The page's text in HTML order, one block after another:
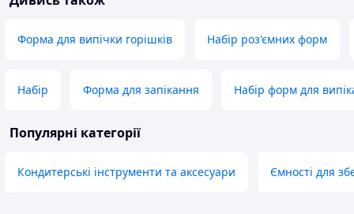
Форма для випічки горішків Набір роз'ємних форм
Набір Форма для запікання Набір форм для
Популярні категорії
Кондитерські інструменти та аксесуари Ємності для